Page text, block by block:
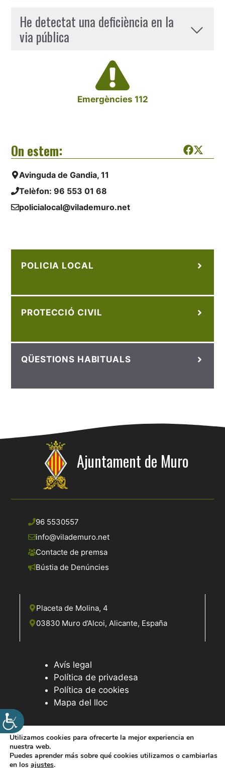
Emergències 112
On estem:
Avinguda de Gandia, 11
Telèfon:96 553 01 68
policialocal@vilademuro.net
POLICIA LOCAL
PROTECCIÓ CIVIL
QÜESTIONS HABITUALS
He detectat una deficiència en la
via pública
Ajuntament de Muro
96 5530557
info@vilademuro.net
Contacte de premsa
Bústia de Denúncies
Placeta de Molina, 4
03830 Muro d’Alcoi, Alicante, España
Avís legal
Política de privadesa
Política de cookies
Mapa del lloc
© 2026 Web desenvolupada pel Servei d'Informàtica de
Utilizamos cookies para ofrecerte la mejor experiencia en
nuestra web.
Puedes aprender más sobre qué cookies utilizamos o cambiarlas
en los ajustes.